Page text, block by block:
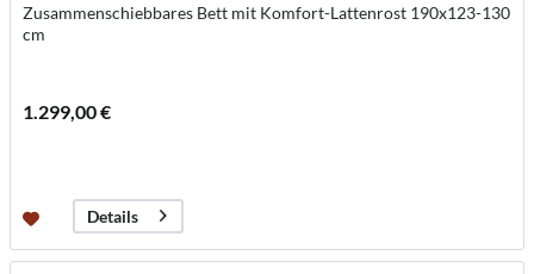
Zusammenschiebbares Bett mit Komfort-Lattenrost 190x123-130
cm
1.299,00 €
Details